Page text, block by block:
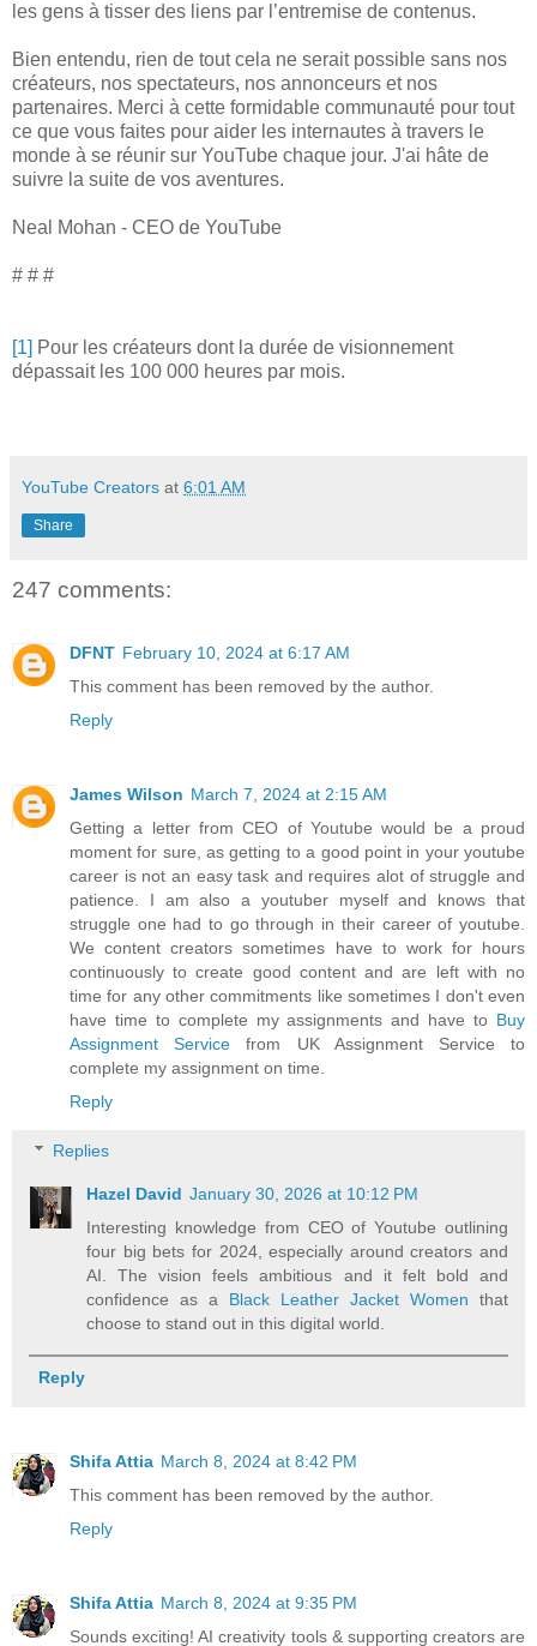
les gens à tisser des liens par l’entremise de contenus.
Bien entendu, rien de tout cela ne serait possible sans nos
créateurs, nos spectateurs, nos annonceurs et nos
partenaires. Merci à cette formidable communauté pour tout
ce que vous faites pour aider les internautes à travers le
monde à se réunir sur YouTube chaque jour. J'ai hâte de
suivre la suite de vos aventures.
Neal Mohan - CEO de YouTube
# # #
[1] Pour les créateurs dont la durée de visionnement
dépassait les 100 000 heures par mois.
YouTube Creators at 6:01 AM
Share
247 comments:
DFNT February 10, 2024 at 6:17 AM
This comment has been removed by the author.
Reply
James Wilson March 7, 2024 at 2:15 AM
Getting a letter from CEO of Youtube would be a proud
moment for sure, as getting to a good point in your youtube
career is not an easy task and requires alot of struggle and
patience. I am also a youtuber myself and knows that
struggle one had to go through in their career of youtube.
We content creators sometimes have to work for hours
continuously to create good content and are left with no
time for any other commitments like sometimes I don't even
have time to complete my assignments and have to Buy
Assignment Service from UK Assignment Service to
complete my assignment on time.
Reply
Replies
Hazel David January 30, 2026 at 10:12 PM
Interesting knowledge from CEO of Youtube outlining
four big bets for 2024, especially around creators and
AI. The vision feels ambitious and it felt bold and
confidence as a Black Leather Jacket Women that
choose to stand out in this digital world.
Reply
Shifa Attia March 8, 2024 at 8:42 PM
This comment has been removed by the author.
Reply
Shifa Attia March 8, 2024 at 9:35 PM
Sounds exciting! AI creativity tools & supporting creators are